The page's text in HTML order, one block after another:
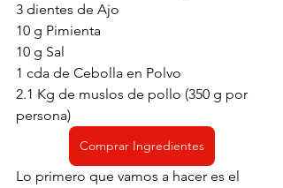
3 dientes de Ajo
10 g Pimienta
10 g Sal
1 cda de Cebolla en Polvo
2.1 Kg de muslos de pollo (350 g por
persona)
Comprar Ingredientes
Lo primero que vamos a hacer es el